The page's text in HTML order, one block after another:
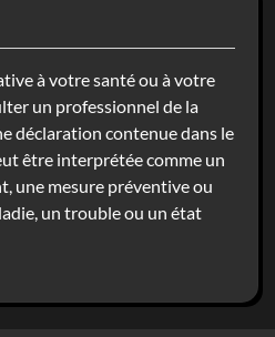
à votre santé ou à votre
un professionnel de la
déclaration contenue dans le
être interprétée comme un
une mesure préventive ou
un trouble ou un état